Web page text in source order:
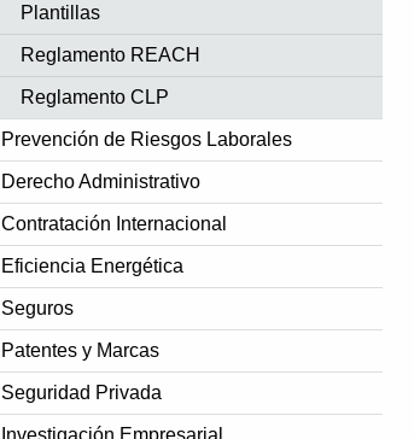
Plantillas
Reglamento REACH
Reglamento CLP
Prevención de Riesgos Laborales
Derecho Administrativo
Contratación Internacional
Eficiencia Energética
Seguros
Patentes y Marcas
Seguridad Privada
Investigación Empresarial